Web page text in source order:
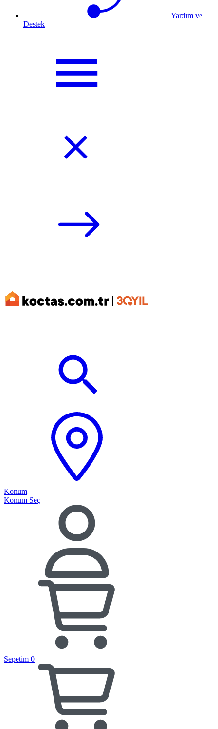
Yardım ve
Destek
Konum
Konum Seç
Sepetim 0